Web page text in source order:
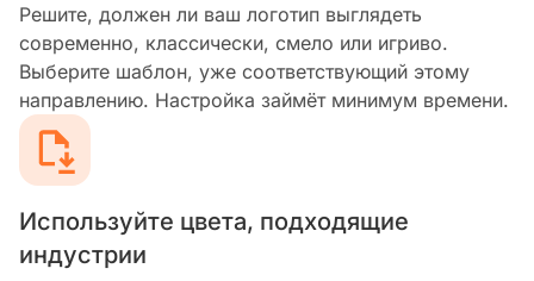
Решите, должен ли ваш логотип выглядеть
современно, классически, смело или игриво.
Выберите шаблон, уже соответствующий этому
направлению. Настройка займёт минимум времени.
Используйте цвета, подходящие
индустрии